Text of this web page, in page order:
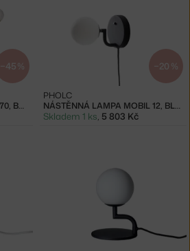
−45 %
EX-DISPLAY LUSTR MOBIL 70, BRUSHED BRASS
−20 %
NÁSTĚNNÁ LAMPA MOBIL 12, BLACK
PHOLC
Skladem 1 ks 5 803 Kč